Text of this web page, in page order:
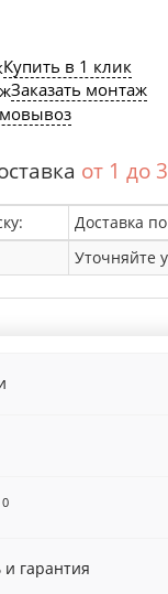
Купить в 1 клик
Заказать монтаж
от 1 до
Доставка
Уточняйте
0
гарантия